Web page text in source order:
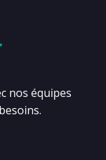
nos équipes